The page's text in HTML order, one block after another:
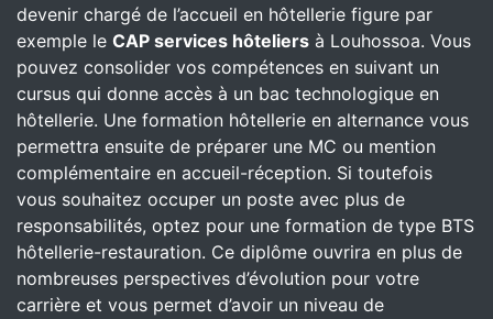
devenir chargé de l’accueil en hôtellerie figure par
exemple le CAP services hôteliers à Louhossoa. Vous
pouvez consolider vos compétences en suivant un
cursus qui donne accès à un bac technologique en
hôtellerie. Une formation hôtellerie en alternance vous
permettra ensuite de préparer une MC ou mention
complémentaire en accueil-réception. Si toutefois
vous souhaitez occuper un poste avec plus de
responsabilités, optez pour une formation de type BTS
hôtellerie-restauration. Ce diplôme ouvrira en plus de
nombreuses perspectives d’évolution pour votre
carrière et vous permet d’avoir un niveau de